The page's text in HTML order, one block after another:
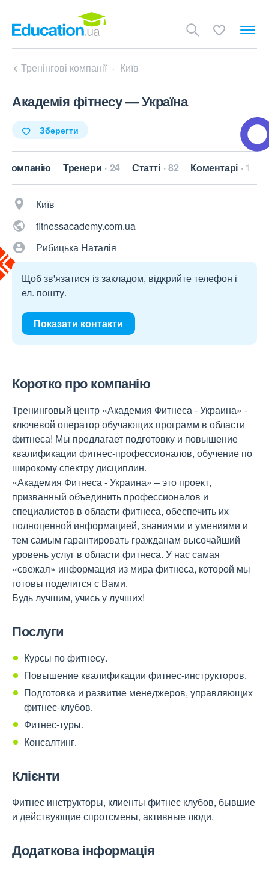
Тренінгові компанії Київ
Академія фітнесу — Україна
Зберегти
компанію Тренери 24 Статті 82 Коментарі 1
Київ
fitnessacademy.com.ua
Рибицька Наталія
Щоб зв'язатися із закладом, відкрийте телефон і
ел. пошту.
Показати контакти
Коротко про компанію
Тренинговый центр «Академия Фитнеса - Украина» -
ключевой оператор обучающих программ в области
фитнеса! Мы предлагает подготовку и повышение
квалификации фитнес-профессионалов, обучение по
широкому спектру дисциплин.
«Академия Фитнеса - Украина» – это проект,
призванный объединить профессионалов и
специалистов в области фитнеса, обеспечить их
полноценной информацией, знаниями и умениями и
тем самым гарантировать гражданам высочайший
уровень услуг в области фитнеса. У нас самая
«свежая» информация из мира фитнеса, которой мы
готовы поделится с Вами.
Будь лучшим, учись у лучших!
Послуги
Курсы по фитнесу.
Повышение квалификации фитнес-инструкторов.
Подготовка и развитие менеджеров, управляющих
фитнес-клубов.
Фитнес-туры.
Консалтинг.
Клієнти
Фитнес инструкторы, клиенты фитнес клубов, бывшие
и действующие спротсмены, активные люди.
Додаткова інформація